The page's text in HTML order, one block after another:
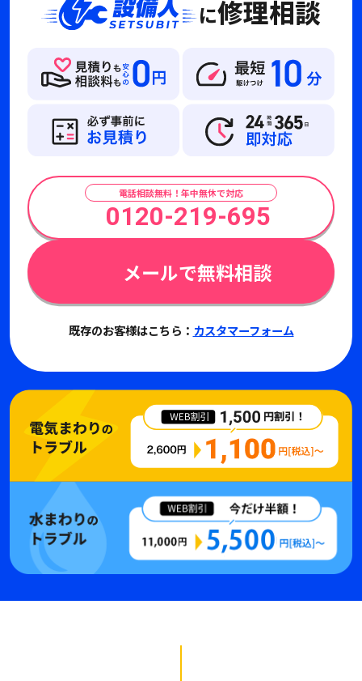
に修理相談
電話相談無料！年中無休で対応
0120-219-695
メールで無料相談
既存のお客様はこちら： カスタマーフォーム